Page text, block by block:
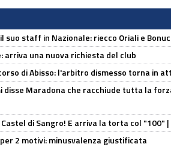
staff in Nazionale: riecco Oriali e
arriva una nuova richiesta del club
di Abisso: l'arbitro dismesso torna in
disse Maradona che racchiude tutta la
di Sangro! E arriva la torta col "100" |
2 motivi: minusvalenza giustificata